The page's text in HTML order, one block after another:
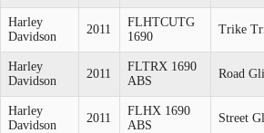
Harley
Davidson
2011
FLHTCUTG
1690
Trike
Harley
Davidson
2011
FLTRX 1690
ABS
Road
Harley
Davidson
2011
FLHX 1690
ABS
Street